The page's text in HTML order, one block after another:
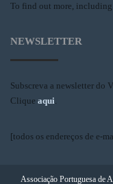
To find out more,
NEWSLETTER
Subscreva a newsletter do
Clique aqui.
[todos os endereços de e-
Associação Portuguesa de